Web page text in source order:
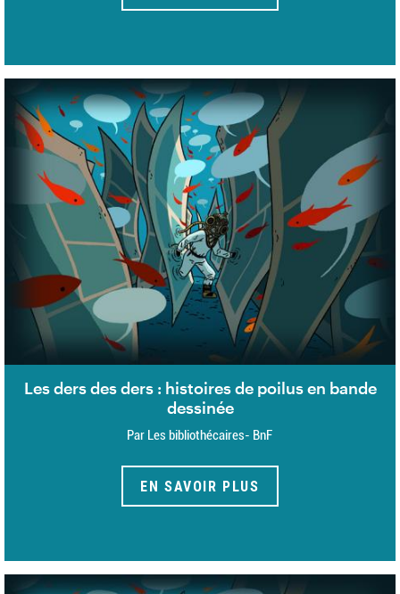
Les ders des ders : histoires de poilus en bande
dessinée
Par Les bibliothécaires- BnF
EN SAVOIR PLUS